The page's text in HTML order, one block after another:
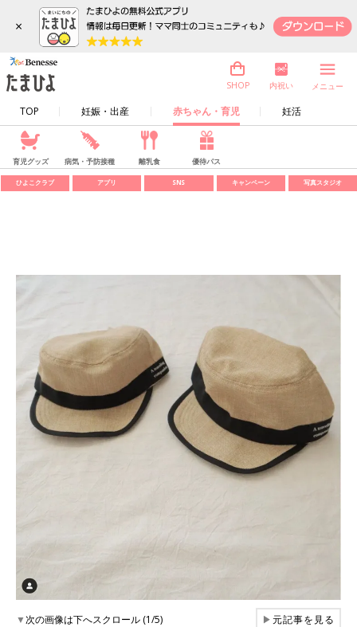
×
TOP 妊娠・出産 赤ちゃん・育児 妊活
SHOP 内祝い メニュー
育児グッズ 病気・予防接種 離乳食 優待パス
ひよこクラブ アプリ SNS キャンペーン 写真スタジオ
▼次の画像は下へスクロール (1/5) ▶元記事を見る